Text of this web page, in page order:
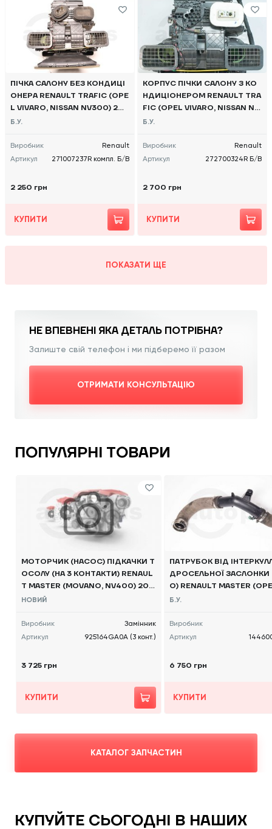
ПІЧКА САЛОНУ БЕЗ КОНДИЦІ
ОНЕРА RENAULT TRAFIC (OPE
L VIVARO, NISSAN NV300) 201
4, - 271007237R Б/В
Б.У.
Виробник
Renault
Артикул
271007237R компл. Б/В
2 250 грн
КУПИТИ
КОРПУС ПІЧКИ САЛОНУ З КО
НДИЦІОНЕРОМ RENAULT TRA
FIC (OPEL VIVARO, NISSAN NV
300) 2014 -, 272700324R Б/В
Б.У.
Виробник
Renault
Артикул
272700324R Б/В
2 700 грн
КУПИТИ
ПОКАЗАТИ ЩЕ
НЕ ВПЕВНЕНІ ЯКА ДЕТАЛЬ ПОТРІБНА?
Залиште свій телефон і ми підберемо її разом
ОТРИМАТИ КОНСУЛЬТАЦІЮ
ПОПУЛЯРНІ ТОВАРИ
МОТОРЧИК (НАСОС) ПІДКАЧКИ Т
ОСОЛУ (НА 3 КОНТАКТИ) RENAUL
T MASTER (MOVANO, NV400) 201
0, - 925164GA0A
НОВИЙ
Виробник
Замінник
Артикул
925164GA0A (3 конт.)
3 725 грн
КУПИТИ
ПАТРУБОК ВІД
ДРОСЕЛЬНОЇ ЗАСЛОНКИ
O) RENAULT MASTER
NO, NISSAN NV400)
Б.У.
Виробник
Артикул
6 750 грн
КУПИТИ
КАТАЛОГ ЗАПЧАСТИН
КУПУЙТЕ СЬОГОДНІ В НАШИХ